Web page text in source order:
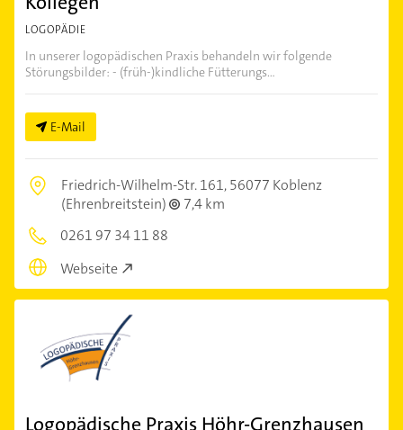
LOGOPÄDIE
In unserer logopädischen Praxis behandeln wir folgende
Störungsbilder: - (früh-)kindliche Fütterungs...
E-Mail
Friedrich-Wilhelm-Str. 161,56077 Koblenz
(Ehrenbreitstein)
7,4 km
0261 97 34 11 88
Webseite
Logopädische Praxis Höhr-Grenzhausen